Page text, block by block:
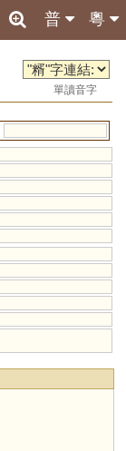
粵
普
單讀音字